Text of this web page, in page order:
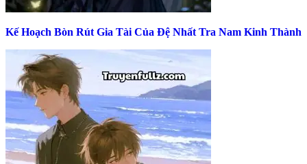
Kế Hoạch Bòn Rút Gia Tài Của Đệ Nhất Tra Nam Kinh Thành